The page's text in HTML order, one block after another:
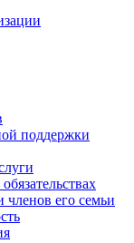
поддержки
членов его семьи